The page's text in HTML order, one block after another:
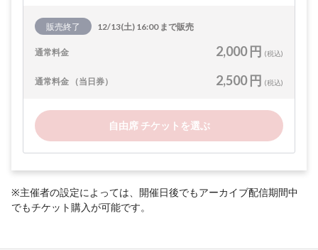
販売終了 12/13(土) 16:00 まで販売
通常料金 2,000 円 (税込)
通常料金 （当日券） 2,500 円 (税込)
自由席 チケットを選ぶ
※主催者の設定によっては、開催日後でもアーカイブ配信期間中
でもチケット購入が可能です。